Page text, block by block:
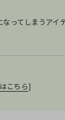
ってしまうアイテ
こちら]